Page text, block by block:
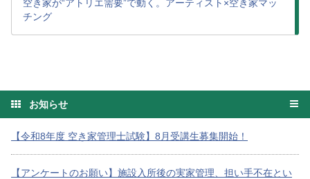
空き家が“アトリエ需要”で動く。アーティスト×空き家マッ
チング
お知らせ
【令和8年度 空き家管理士試験】8月受講生募集開始！
【アンケートのお願い】施設入所後の実家管理、担い手不在とい